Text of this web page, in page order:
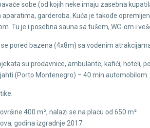
sobe (od kojih neke imaju zasebna
aparatima, garderoba. Kuća je takođe
Tu je i posebna sauna sa tušem, WC-om i
pored bazena (4x8m) sa vodenim
su prodavnice, ambulante, kafići, hoteli,
(Porto Montenegro) – 40 min
400 m², nalazi se na placu od 650 m²
godina izgradnje 2017.